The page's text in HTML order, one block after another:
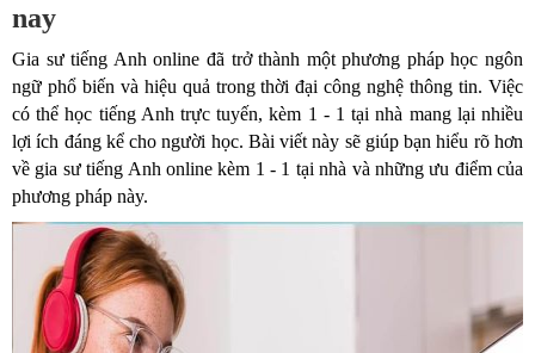
nay
Gia sư tiếng Anh online đã trở thành một phương pháp học ngôn
ngữ phổ biến và hiệu quả trong thời đại công nghệ thông tin. Việc
có thể học tiếng Anh trực tuyến, kèm 1 - 1 tại nhà mang lại nhiều
lợi ích đáng kể cho người học. Bài viết này sẽ giúp bạn hiểu rõ hơn
về gia sư tiếng Anh online kèm 1 - 1 tại nhà và những ưu điểm của
phương pháp này.